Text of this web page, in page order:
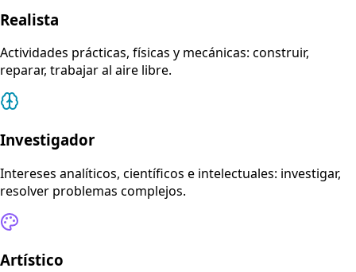
Realista
Actividades prácticas, físicas y mecánicas: construir,
reparar, trabajar al aire libre.
Investigador
Intereses analíticos, científicos e intelectuales: investigar,
resolver problemas complejos.
Artístico